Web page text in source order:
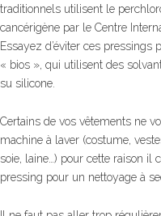
traditionnels utilisent le
cancérigène par le Centre
Essayez d’éviter ces
« bios », qui utilisent des
su silicone.
Certains de vos vêtements ne
machine à laver (costume,
soie, laine…) pour cette raison il
pressing pour un nettoyage à